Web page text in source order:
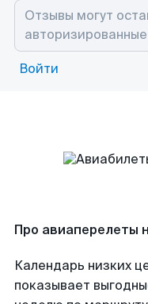
Войти
Про авиаперелеты
Календарь низких
показывает